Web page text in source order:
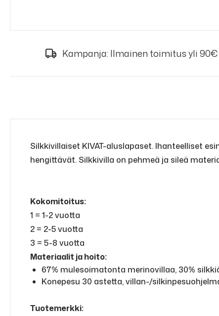
Kampanja: Ilmainen toimitus yli
Silkkivillaiset KIVAT-aluslapaset. Ihanteelliset
hengittävät. Silkkivilla on pehmeä ja sileä
Kokomitoitus:
1 = 1-2 vuotta
2 = 2-5 vuotta
3 = 5-8 vuotta
Materiaalit ja hoito:
67% mulesoimatonta merinovillaa, 30%
Konepesu 30 astetta, villan-/
Tuotemerkki: